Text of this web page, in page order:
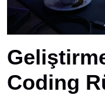
Coding